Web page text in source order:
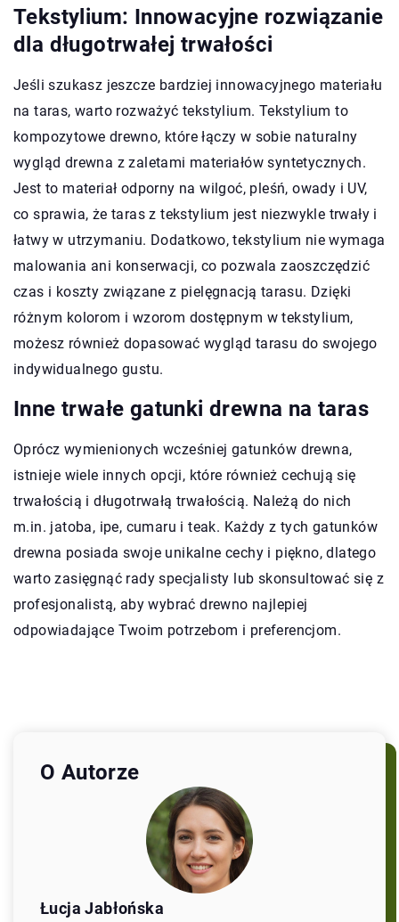
Tekstylium: Innowacyjne rozwiązanie
dla długotrwałej trwałości
Jeśli szukasz jeszcze bardziej innowacyjnego materiału
na taras, warto rozważyć tekstylium. Tekstylium to
kompozytowe drewno, które łączy w sobie naturalny
wygląd drewna z zaletami materiałów syntetycznych.
Jest to materiał odporny na wilgoć, pleśń, owady i UV,
co sprawia, że taras z tekstylium jest niezwykle trwały i
łatwy w utrzymaniu. Dodatkowo, tekstylium nie wymaga
malowania ani konserwacji, co pozwala zaoszczędzić
czas i koszty związane z pielęgnacją tarasu. Dzięki
różnym kolorom i wzorom dostępnym w tekstylium,
możesz również dopasować wygląd tarasu do swojego
indywidualnego gustu.
Inne trwałe gatunki drewna na taras
Oprócz wymienionych wcześniej gatunków drewna,
istnieje wiele innych opcji, które również cechują się
trwałością i długotrwałą trwałością. Należą do nich
m.in. jatoba, ipe, cumaru i teak. Każdy z tych gatunków
drewna posiada swoje unikalne cechy i piękno, dlatego
warto zasięgnąć rady specjalisty lub skonsultować się z
profesjonalistą, aby wybrać drewno najlepiej
odpowiadające Twoim potrzebom i preferencjom.
O Autorze
Łucja Jabłońska